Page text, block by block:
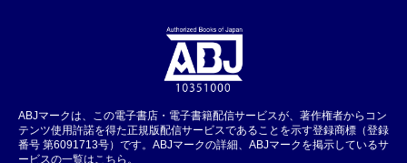
ABJマークは、この電子書店・電子書籍配信サービスが、著作権者からコン
テンツ使用許諾を得た正規版配信サービスであることを示す登録商標（登録
番号 第6091713号）です。ABJマークの詳細、ABJマークを掲示しているサ
ービスの一覧はこちら。